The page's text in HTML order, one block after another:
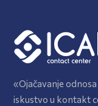
«Ojačavanje
iskustvo u kontakt